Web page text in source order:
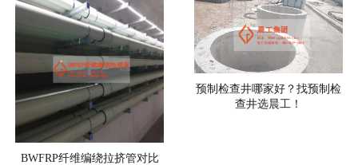
BWFRP纤维编绕拉挤管对比
预制检查井哪家好？找预制检
查井选晨工！